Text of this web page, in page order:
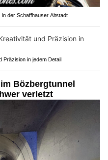
in der Schaffhauser Altstadt
Präzision in jedem Detail
Bözbergtunnel
verletzt